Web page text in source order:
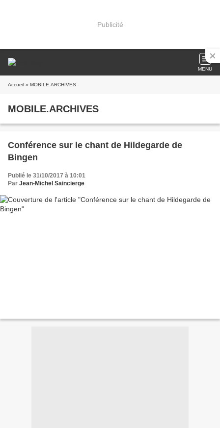
Publicité
MENU
Accueil » MOBILE.ARCHIVES
MOBILE.ARCHIVES
Conférence sur le chant de Hildegarde de
Bingen
Publié le 31/10/2017 à 10:01
Par Jean-Michel Saincierge